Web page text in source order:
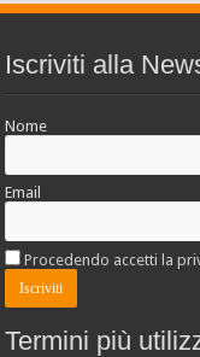
Iscriviti alla
Nome
Email
Procedendo accetti la
Termini più